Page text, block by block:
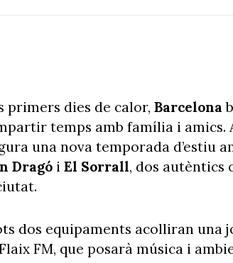
primers dies de calor, Barcelona
temps amb família i amics.
una nova temporada d’estiu
Dragó i El Sorrall, dos autèntics
dos equipaments acolliran una
FM, que posarà música i